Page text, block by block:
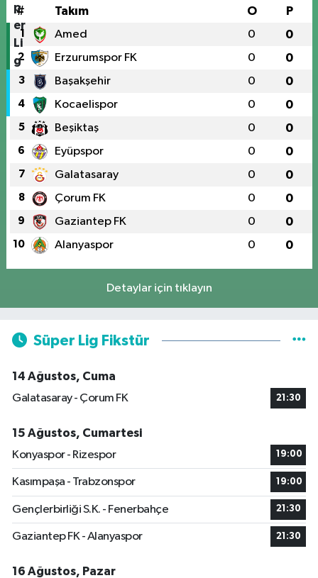
# Takım O P
1 Amed 0 0
2 Erzurumspor FK 0 0
3 Başakşehir 0 0
4 Kocaelispor 0 0
5 Beşiktaş 0 0
6 Eyüpspor 0 0
7 Galatasaray 0 0
8 Çorum FK 0 0
9 Gaziantep FK 0 0
10 Alanyaspor 0 0
Detaylar için tıklayın
Süper Lig Fikstür
14 Ağustos, Cuma
Galatasaray - Çorum FK
21:30
15 Ağustos, Cumartesi
Konyaspor - Rizespor
19:00
Kasımpaşa - Trabzonspor 19:00
Gençlerbirliği S.K. - Fenerbahçe 21:30
Gaziantep FK - Alanyaspor 21:30
16 Ağustos, Pazar